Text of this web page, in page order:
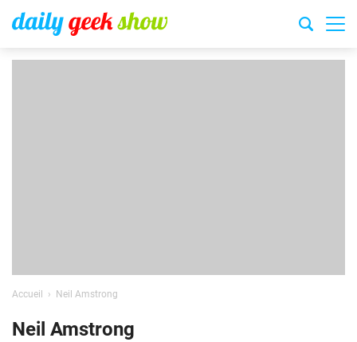
Accueil Neil Amstrong
Neil Amstrong